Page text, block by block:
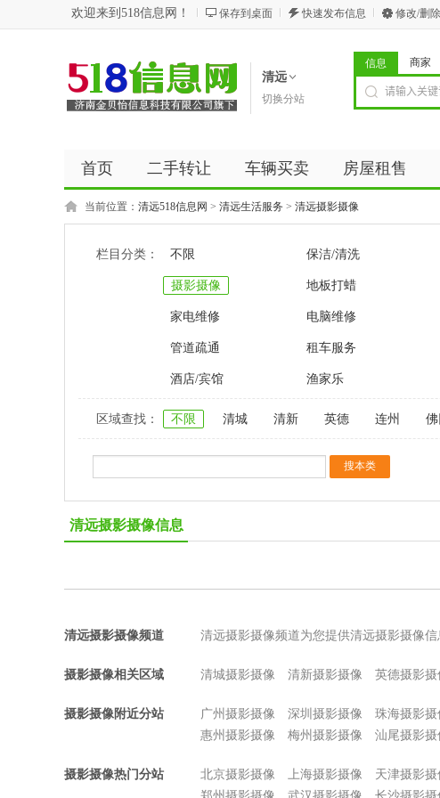
欢迎来到518信息网！ 保存到桌面 快速发布信息 修改/删
清远
切换分站
信息 商家
首页 二手转让 车辆买卖 房屋租售
商务服务 五金建材 优惠券
当前位置： 清远518信息网 > 清远生活服务 > 清远摄影摄像
栏目分类： 不限 保洁/清洗
摄影摄像 地板打蜡
家电维修 电脑维修
管道疏通 租车服务
酒店/宾馆 渔家乐
区域查找： 不限 清城 清新 英德 连州 佛
清远摄影摄像信息
清远摄影摄像频道 清远摄影摄像频道为您提供清远摄影摄像
摄影摄像相关区域 清城摄影摄像 清新摄影摄像 英德摄影摄
摄影摄像附近分站 广州摄影摄像 深圳摄影摄像 珠海摄影摄
惠州摄影摄像
梅州摄影摄像 汕尾摄影摄
摄影摄像热门分站 北京摄影摄像 上海摄影摄像 天津摄影摄